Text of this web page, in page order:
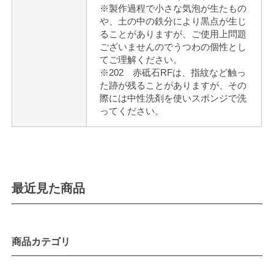
※製作過程で小さな気泡が生たもの
や、土の中の鉄分により黒点が生じ
ることがありますが、ご使用上問題
ございませんのでうつわの個性とし
てご理解ください。
※202 赤砥石RFは、指紋など触っ
た跡が残ることがありますが、その
際には中性洗剤を使いスポンジで洗
ってください。
最近見た商品
商品カテゴリ